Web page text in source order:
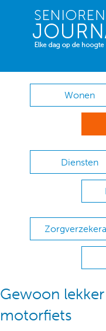
Wonen
Diensten
Gewoon
motorfiets